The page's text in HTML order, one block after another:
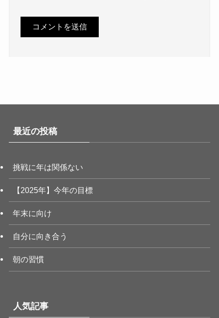
最近の投稿
挑戦に年は関係ない
【2025年】今年の目標
年末に向け
自分に向き合う
朝の習慣
人気記事